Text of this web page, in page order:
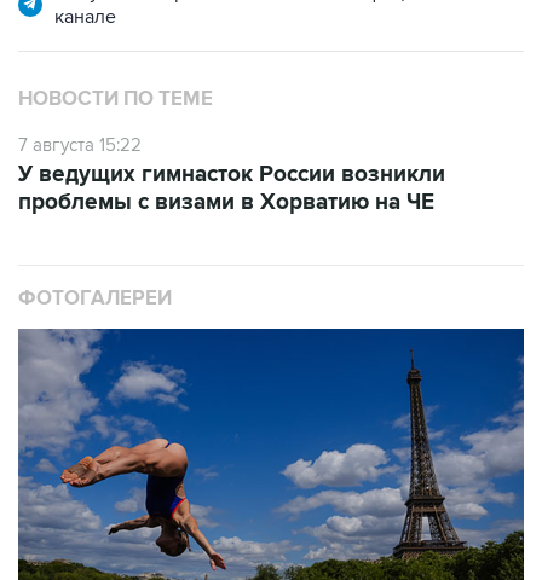
канале
НОВОСТИ ПО ТЕМЕ
7 августа 15:22
У ведущих гимнасток России возникли
проблемы с визами в Хорватию на ЧЕ
ФОТОГАЛЕРЕИ